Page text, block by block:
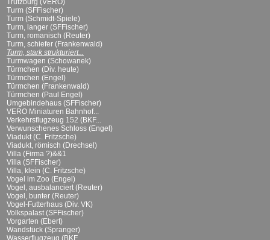
Trutzburg (VERO)
Turm (SFFischer)
Turm (Schmidt-Spiele)
Turm, langer (SFFischer)
Turm, romanisch (Reuter)
Turm, schiefer (Frankenwald)
Turm, stark strukturiert...
Turmwagen (Schowanek)
Türmchen (Div. heute)
Türmchen (Engel)
Türmchen (Frankenwald)
Türmchen (Paul Engel)
Umgebindehaus (SFFischer)
VERO Miniaturen Bahnhof...
Verkehrsflugzeug 152 (BKF...
Verwunschenes Schloss (Engel)
Viadukt (C. Fritzsche)
Viadukt, römisch (Drechsel)
Villa (Firma ?)&&1
Villa (SFFischer)
Villa, klein (C. Fritzsche)
Vogel im Zoo (Engel)
Vogel, ausbalanciert (Reuter)
Vogel, bunter (Reuter)
Vogel-Futterhaus (Div. VK)
Volkspalast (SFFischer)
Vorgarten (Ebert)
Wandstück (Spranger)
Wasserflugzeug (BKF